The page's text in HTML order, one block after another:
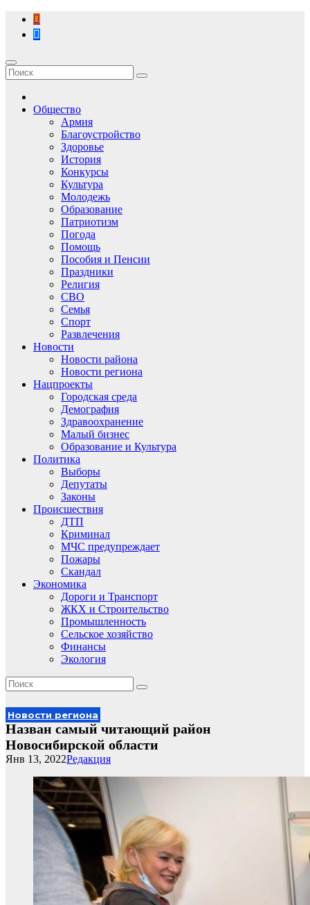
Перейти
содержимому
Общество
Армия
Благоустройство
Здоровье
История
Конкурсы
Культура
Молодежь
Образование
Патриотизм
Погода
Помощь
Пособия и Пенсии
Праздники
Религия
СВО
Семья
Спорт
Развлечения
Новости
Новости района
Новости региона
Нацпроекты
Городская среда
Демография
Здравоохранение
Малый бизнес
Образование и Культура
Политика
Выборы
Депутаты
Законы
Происшествия
ДТП
Криминал
МЧС предупреждает
Пожары
Скандал
Экономика
Дороги и Транспорт
ЖКХ и Строительство
Промышленность
Сельское хозяйство
Финансы
Экология
Новости региона
Назван самый читающий район
Новосибирской области
Редакция
Янв 13, 2022